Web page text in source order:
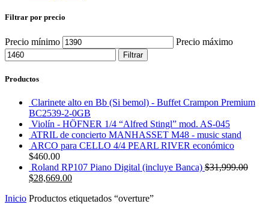
Filtrar por precio
Precio mínimo Precio máximo
Filtrar
Productos
Clarinete alto en Bb (Si bemol) - Buffet Crampon Premium
BC2539-2-0GB
Violín - HÖFNER 1/4 “Alfred Stingl” mod. AS-045
ATRIL de concierto MANHASSET M48 - music stand
ARCO para CELLO 4/4 PEARL RIVER económico
$460.00
Roland RP107 Piano Digital (incluye Banca) $31,999.00
$28,669.00
Inicio Productos etiquetados “overture”